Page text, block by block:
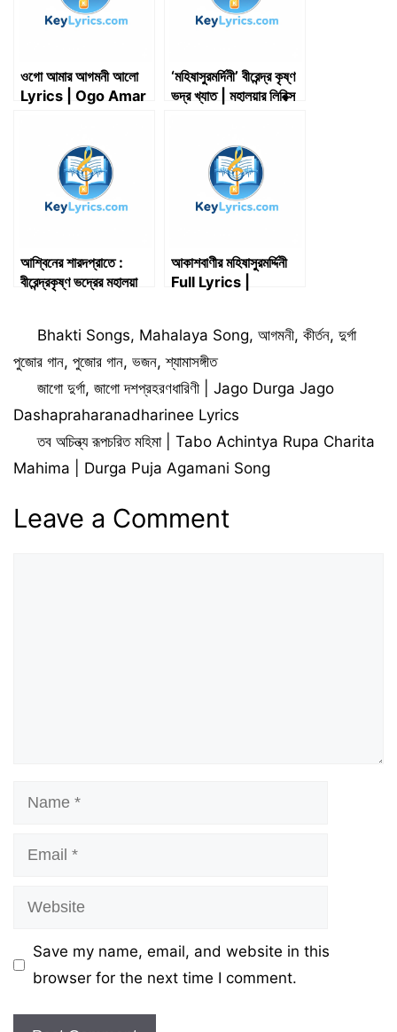
ওগো আমার আগমনী আলো
Lyrics | Ogo Amar
‘মহিষাসুরমর্দিনী’ বীরেন্দ্র কৃষ্ণ
ভদ্র খ্যাত | মহালয়ার লিরিক্স
Script |
Mahisasurmardini
By Birendra
Krishna Bhadra
আশ্বিনের শারদপ্রাতে :
বীরেন্দ্রকৃষ্ণ ভদ্রের মহালয়া
আকাশবাণীর মহিষাসুরমর্দ্দিনী
Full Lyrics |
Mardini Full Lyrics
Categories
Bhakti Songs, Mahalaya Song,আগমনী,কীর্তন,দুর্গা
পুজোর গান, পুজোর গান, ভজন,শ্যামাসঙ্গীত
জাগো দুর্গা, জাগো দশপ্রহরণধারিণী | Jago Durga Jago
Dashapraharanadharinee Lyrics
তব অচিন্ত্য রূপচরিত মহিমা | Tabo Achintya Rupa Charita
Mahima | Durga Puja Agamani Song
Leave a Comment
Name
Email
Website
Save my name, email, and website in this
browser for the next time I comment.